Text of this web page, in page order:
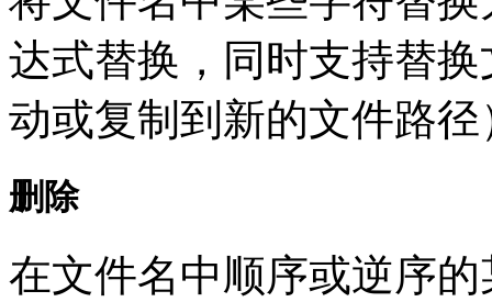
达式替换，同时支持替
动或复制到新的文件路径
删除
在文件名中顺序或逆序